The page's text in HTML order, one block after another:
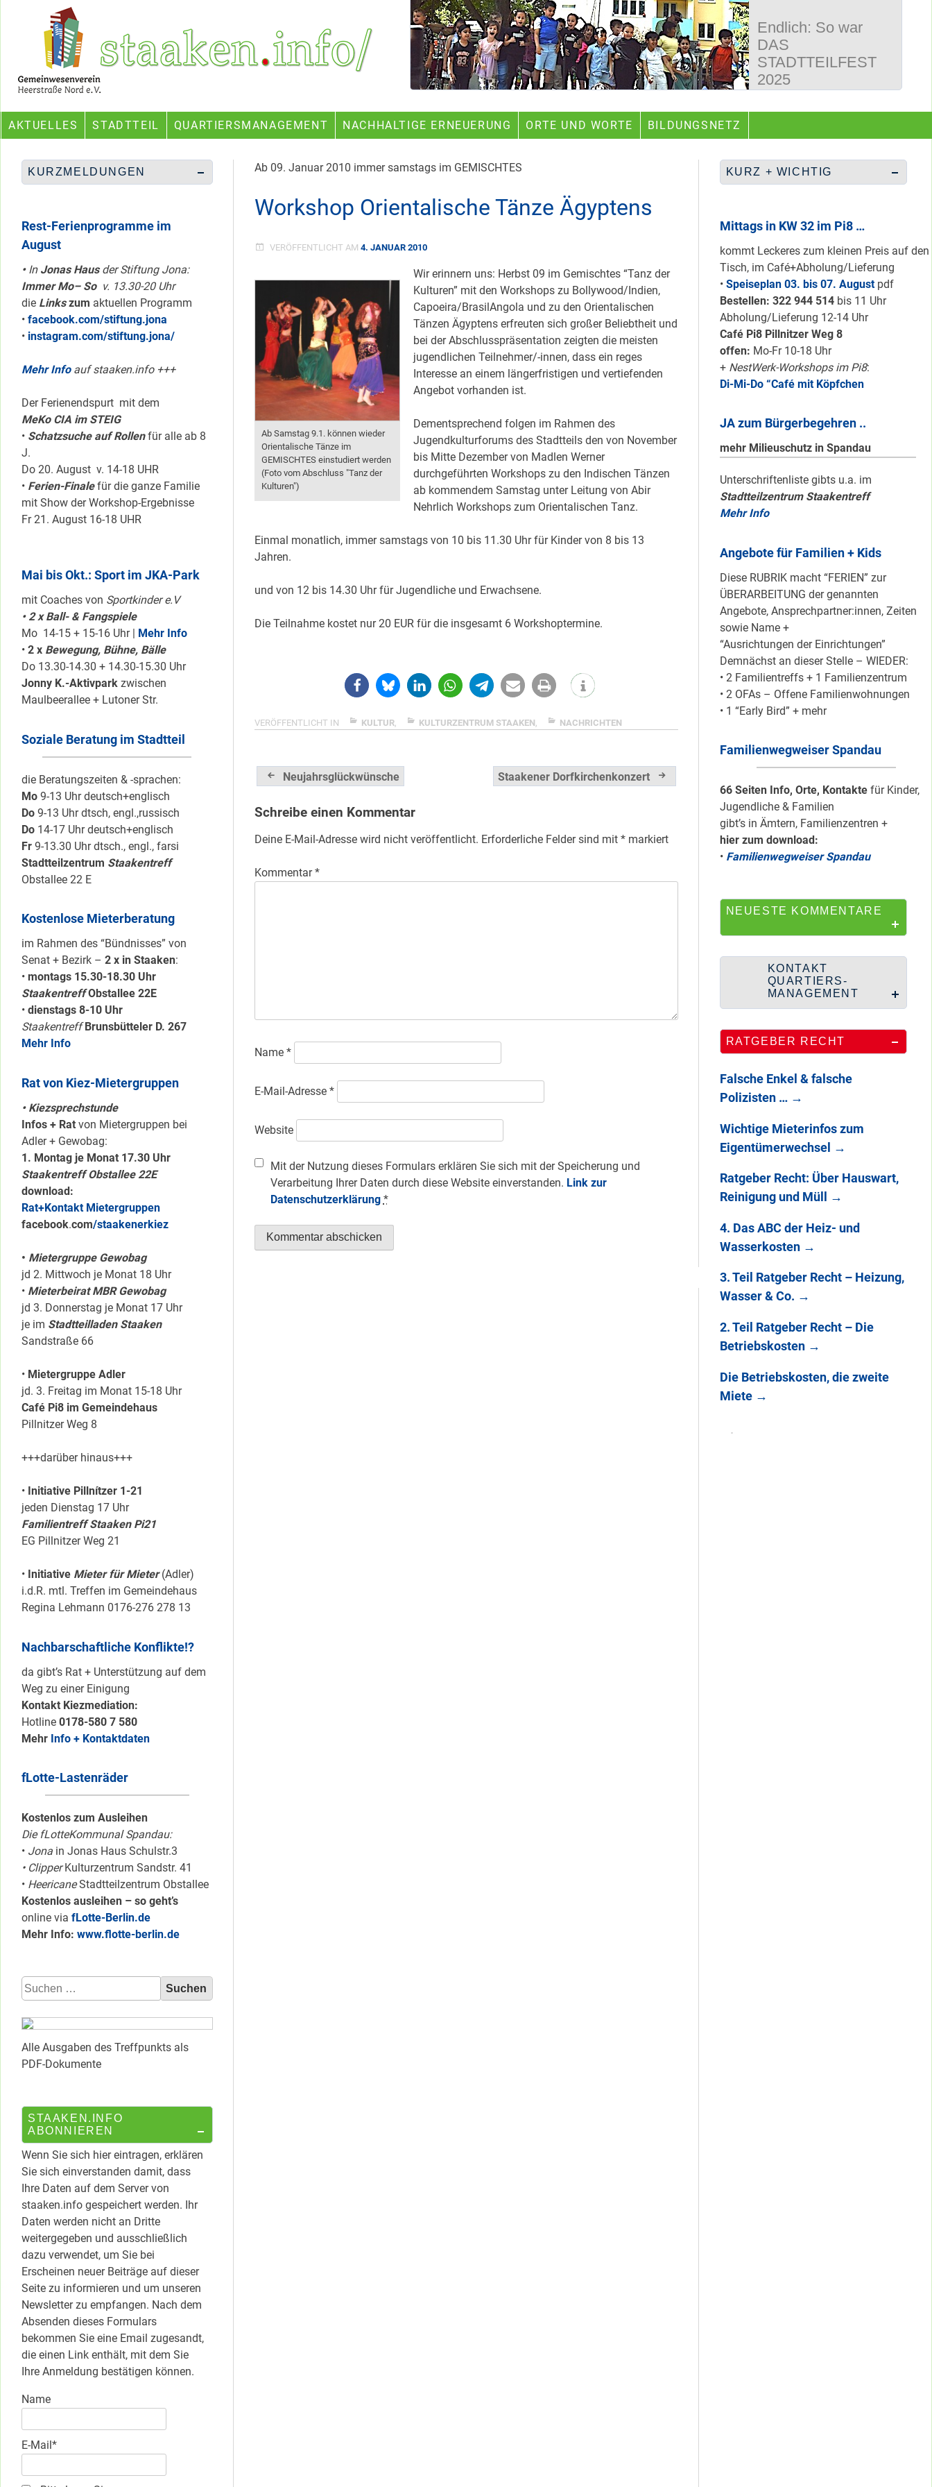
Ein Projekt des Gemeinwesenvereins Heerstraße Nord
AKTUELLES STADTTEIL QUARTIERSMANAGEMENT NACHHALTIGE ERNEUERUNG ORTE UND WORTE BILDUNGSNETZ
Ab 09. Januar 2010 immer samstags im GEMISCHTES
Workshop Orientalische Tänze Ägyptens
VERÖFFENTLICHT AM 4. JANUAR 2010
Ab Samstag 9.1. können wieder
Orientalische Tänze im
GEMISCHTES einstudiert werden
(Foto vom Abschluss "Tanz der
Kulturen")
Wir erinnern uns: Herbst 09 im Gemischtes “Tanz der
Kulturen” mit den Workshops zu Bollywood/Indien,
Capoeira/BrasilAngola und zu den Orientalischen
Tänzen Ägyptens erfreuten sich großer Beliebtheit und
bei der Abschlusspräsentation zeigten die meisten
jugendlichen Teilnehmer/-innen, dass ein reges
Interesse an einem längerfristigen und vertiefenden
Angebot vorhanden ist.
Dementsprechend folgen im Rahmen des
Jugendkulturforums des Stadtteils den von November
bis Mitte Dezember von Madlen Werner
durchgeführten Workshops zu den Indischen Tänzen
ab kommendem Samstag unter Leitung von Abir
Nehrlich Workshops zum Orientalischen Tanz.
Einmal monatlich, immer samstags von 10 bis 11.30 Uhr für Kinder von 8 bis 13
Jahren.
und von 12 bis 14.30 Uhr für Jugendliche und Erwachsene.
Die Teilnahme kostet nur 20 EUR für die insgesamt 6 Workshoptermine.
VERÖFFENTLICHT IN KULTUR, KULTURZENTRUM STAAKEN, NACHRICHTEN
Beitragsnavigation
Neujahrsglückwünsche Staakener Dorfkirchenkonzert
Schreibe einen Kommentar
Deine E-Mail-Adresse wird nicht veröffentlicht. Erforderliche Felder sind mit *markiert
Kommentar*
Name *
E-Mail-Adresse *
Website
Mit der Nutzung dieses Formulars erklären Sie sich mit der Speicherung und
Verarbeitung Ihrer Daten durch diese Website einverstanden. Link zur
Datenschutzerklärung *
KURZMELDUNGEN
Rest-Ferienprogramme im
August
•InJonas Hausder Stiftung Jona:
Immer Mo– So v. 13.30-20 Uhr
die Linkszum aktuellen Programm
• facebook.com/stiftung.jona
• instagram.com/stiftung.jona/
Mehr Infoauf staaken.info +++
Der Ferienendspurt mit dem
MeKo CIA im STEIG
• Schatzsuche auf Rollenfür alle ab 8
J.
Do 20. August v. 14-18 UHR
• Ferien-Finalefür die ganze Familie
mit Show der Workshop-Ergebnisse
Fr 21. August 16-18 UHR
Mai bis Okt.: Sport im JKA-Park
mit Coaches von Sportkinder e.V
• 2 x Ball- & Fangspiele
Mo 14-15 + 15-16 Uhr |
Mehr Info
• 2 x Bewegung, Bühne, Bälle
Do 13.30-14.30 + 14.30-15.30 Uhr
Jonny K.-Aktivpark zwischen
Maulbeerallee + Lutoner Str.
Soziale Beratung im Stadtteil
die Beratungszeiten & -sprachen:
Mo 9-13 Uhr deutsch+englisch
Do 9-13 Uhr dtsch, engl.,russisch
Do 14-17 Uhr deutsch+englisch
Fr 9-13.30 Uhr dtsch., engl., farsi
Stadtteilzentrum Staakentreff
Obstallee 22 E
Kostenlose Mieterberatung
im Rahmen des “Bündnisses” von
Senat + Bezirk – 2 x in Staaken:
• montags 15.30-18.30 Uhr
Staakentreff Obstallee 22E
• dienstags 8-10 Uhr
Staakentreff Brunsbütteler D. 267
Mehr Info
Rat von Kiez-Mietergruppen
• Kiezsprechstunde
Infos + Rat von Mietergruppen bei
Adler + Gewobag:
1. Montag je Monat 17.30 Uhr
Staakentreff Obstallee 22E
download:
Rat+Kontakt Mietergruppen
facebook.com/staakenerkiez
• Mietergruppe Gewobag
jd 2. Mittwoch je Monat 18 Uhr
• Mieterbeirat MBR Gewobag
jd 3. Donnerstag je Monat 17 Uhr
je im Stadtteilladen Staaken
Sandstraße 66
• Mietergruppe Adler
jd. 3. Freitag im Monat 15-18 Uhr
Café Pi8 im Gemeindehaus
Pillnitzer Weg 8
+++darüber hinaus+++
• Initiative Pillnítzer 1-21
jeden Dienstag 17 Uhr
Familientreff Staaken Pi21
EG Pillnitzer Weg 21
• Initiative Mieter für Mieter(Adler)
i.d.R. mtl. Treffen im Gemeindehaus
Regina Lehmann 0176-276 278 13
Nachbarschaftliche Konflikte!?
da gibt’s Rat + Unterstützung auf dem
Weg zu einer Einigung
Kontakt Kiezmediation:
Hotline 0178-580 7 580
Mehr Info + Kontaktdaten
fLotte-Lastenräder
Kostenlos zum Ausleihen
Die fLotteKommunal Spandau:
• Jona in Jonas Haus Schulstr.3
• ClipperKulturzentrum Sandstr. 41
• HeericaneStadtteilzentrum Obstallee
Kostenlos ausleihen – so geht’s
online via fLotte-Berlin.de
Mehr Info: www.flotte-berlin.de
Suchen
nach:
Alle Ausgaben des Treffpunkts als
PDF-Dokumente
STAAKEN.INFO
ABONNIEREN
Wenn Sie sich hier eintragen, erklären
Sie sich einverstanden damit, dass
Ihre Daten auf dem Server von
staaken.info gespeichert werden. Ihr
Daten werden nicht an Dritte
weitergegeben und ausschließlich
dazu verwendet, um Sie bei
Erscheinen neuer Beiträge auf dieser
Seite zu informieren und um unseren
Newsletter zu empfangen. Nach dem
Absenden dieses Formulars
bekommen Sie eine Email zugesandt,
die einen Link enthält, mit dem Sie
Ihre Anmeldung bestätigen können.
Name
E-Mail*
KURZ + WICHTIG
Mittags in KW 32 im Pi8 …
kommt Leckeres zum kleinen Preis auf den
Tisch, im Café+Abholung/Lieferung
• Speiseplan 03. bis 07. August pdf
Bestellen: 322 944 514bis 11 Uhr
Abholung/Lieferung 12-14 Uhr
Café Pi8 Pillnitzer Weg 8
offen: Mo-Fr 10-18 Uhr
+ NestWerk-Workshops im Pi8:
Di-Mi-Do “Café mit Köpfchen
JA zum Bürgerbegehren ..
mehr Milieuschutz in Spandau
Unterschriftenliste gibts u.a. im
Stadtteilzentrum Staakentreff
Mehr Info
Angebote für Familien + Kids
Diese RUBRIK macht “FERIEN” zur
ÜBERARBEITUNG der genannten
Angebote, Ansprechpartner:innen, Zeiten
sowie Name +
“Ausrichtungen der Einrichtungen”
Demnächst an dieser Stelle – WIEDER:
• 2 Familientreffs + 1 Familienzentrum
• 2 OFAs – Offene Familienwohnungen
• 1 “Early Bird” + mehr
Familienwegweiser Spandau
66 Seiten Info, Orte, Kontakte für Kinder,
Jugendliche & Familien
gibt’s in Ämtern, Familienzentren +
hier zum download:
• Familienwegweiser Spandau
NEUESTE KOMMENTARE
KONTAKT
QUARTIERS-
MANAGEMENT
RATGEBER RECHT
Falsche Enkel & falsche
Polizisten … →
Wichtige Mieterinfos zum
Eigentümerwechsel →
Ratgeber Recht: Über Hauswart,
Reinigung und Müll
→
4. Das ABC der Heiz- und
Wasserkosten →
3. Teil Ratgeber Recht – Heizung,
Wasser & Co. →
2. Teil Ratgeber Recht – Die
Betriebskosten →
Die Betriebskosten, die zweite
Miete →
Endlich: So war
DAS
STADTTEILFEST
2025
Wegbereiter &
geht & sich
ABSCHAFFEN!
Nur grüne & gelbe
Karten für den
neuen Quartiersrat
2023-25 …
Ein echtes “PLUS”
Nord …
Staaken: Immer
schön sauber
halten!
Neuer Look für’s
#Nachbarschaftmachen
Mit dem
“Redemobil” im
Kiez unterwegs …
Lokale Register-
Anlaufstelle in
Staaken
Silber für
Bildungsnetz
HipHop-Video: Das
ist Mein Viertel!
Mit Mieter-Kohle
auf Senats-Kohle
zwei Hahnebergen
kam
100 Jahre
Heerstraße